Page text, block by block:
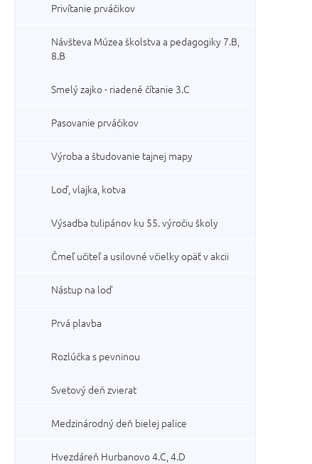
Privítanie prváčikov
Návšteva Múzea školstva a pedagogiky 7.B,
8.B
Smelý zajko - riadené čítanie 3.C
Pasovanie prváčikov
Výroba a študovanie tajnej mapy
Loď, vlajka, kotva
Výsadba tulipánov ku 55. výročiu školy
Čmeľ učiteľ a usilovné včielky opäť v akcii
Nástup na loď
Prvá plavba
Rozlúčka s pevninou
Svetový deň zvierat
Medzinárodný deň bielej palice
Hvezdáreň Hurbanovo 4.C, 4.D